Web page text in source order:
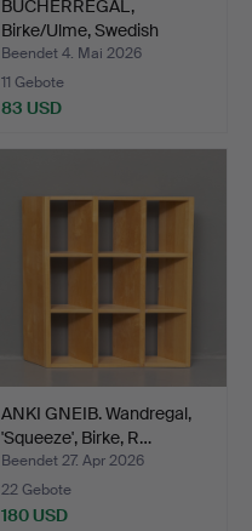
BÜCHERREGAL,
Birke/Ulme, Swedish
Modern, M…
Beendet 4. Mai 2026
11 Gebote
83 USD
ANKI GNEIB. Wandregal,
'Squeeze', Birke, R…
Beendet 27. Apr 2026
22 Gebote
180 USD